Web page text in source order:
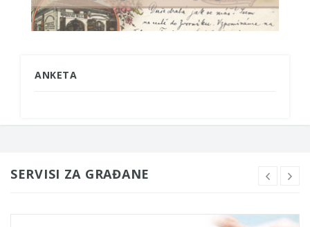
ANKETA
SERVISI ZA GRAĐANE